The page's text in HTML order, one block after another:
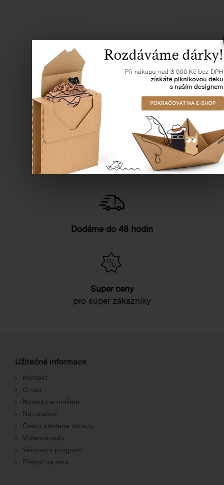
Doprava zdarma
od 5000 Kč bez DPH
Věrnostní program
slevy pro věrné zákazníky
Dodáme do 48 hodin
Super ceny
pro super zákazníky
Užitečné informace
Kontakt
O nás
Novinky e-mailem
Názvosloví
Často kladené dotazy
Videonávody
Věrnostní program
Přebal na víno